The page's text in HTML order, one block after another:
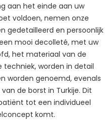
aan het einde aan uw
voldoen, nemen onze
gedetailleerd en persoonlijk
mooi decolleté, met uw
het materiaal van de
worden in detail
worden genoemd, evenals
de borst in Turkije. Dit
tot een individueel
komt.